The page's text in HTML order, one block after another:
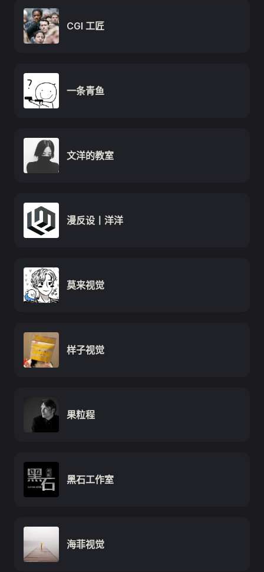
CGI 工匠
一条青鱼
文洋的教室
漫反设丨洋洋
莫来视觉
样子视觉
果粒程
黑石工作室
海菲视觉